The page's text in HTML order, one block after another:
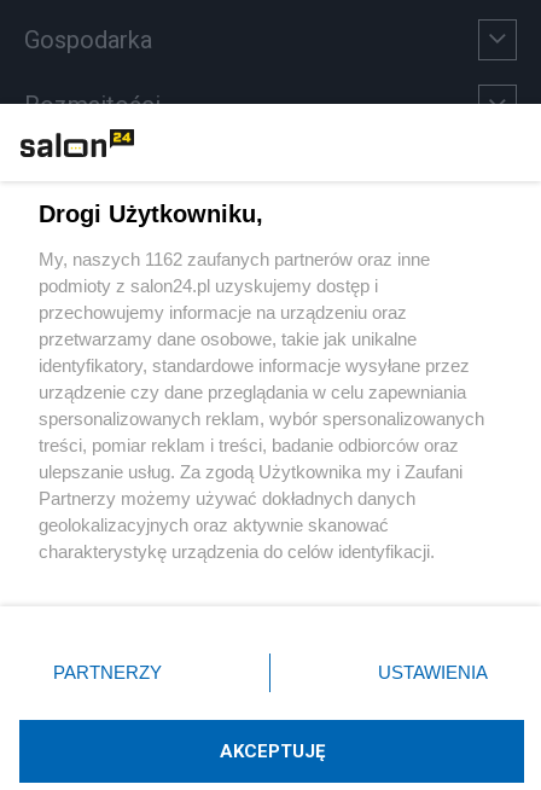
Gospodarka
Rozmaitości
Sport
Społeczeństwo
Kultura
X Facebook Instagram Youtube
Technologię dostarcza:W3media.pl
Drogi Użytkowniku,
My, naszych 1162 zaufanych partnerów oraz inne
podmioty z salon24.pl uzyskujemy dostęp i
przechowujemy informacje na urządzeniu oraz
przetwarzamy dane osobowe, takie jak unikalne
identyfikatory, standardowe informacje wysyłane przez
urządzenie czy dane przeglądania w celu zapewniania
spersonalizowanych reklam, wybór spersonalizowanych
treści, pomiar reklam i treści, badanie odbiorców oraz
ulepszanie usług. Za zgodą Użytkownika my i Zaufani
Partnerzy możemy używać dokładnych danych
geolokalizacyjnych oraz aktywnie skanować
charakterystykę urządzenia do celów identyfikacji.
zmienić/wycofać klikając przycisk ustawień prywatności
znajdujący się w lewym dolnym rogu strony
rodzaje przetwarzania danych nie wymagają zgody
użytkownika, ale masz prawo sprzeciwić się takiemu
PARTNERZY USTAWIENIA
AKCEPTUJĘ